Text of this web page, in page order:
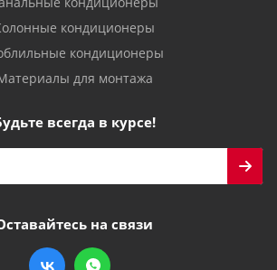
кондиционеры
кондиционеры
для монтажа
всегда в курсе!
на связи